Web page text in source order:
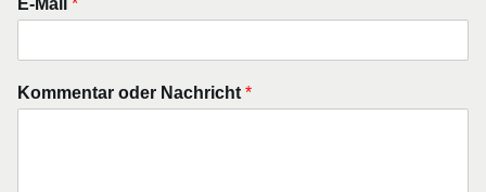
E-Mail *
Kommentar oder Nachricht *